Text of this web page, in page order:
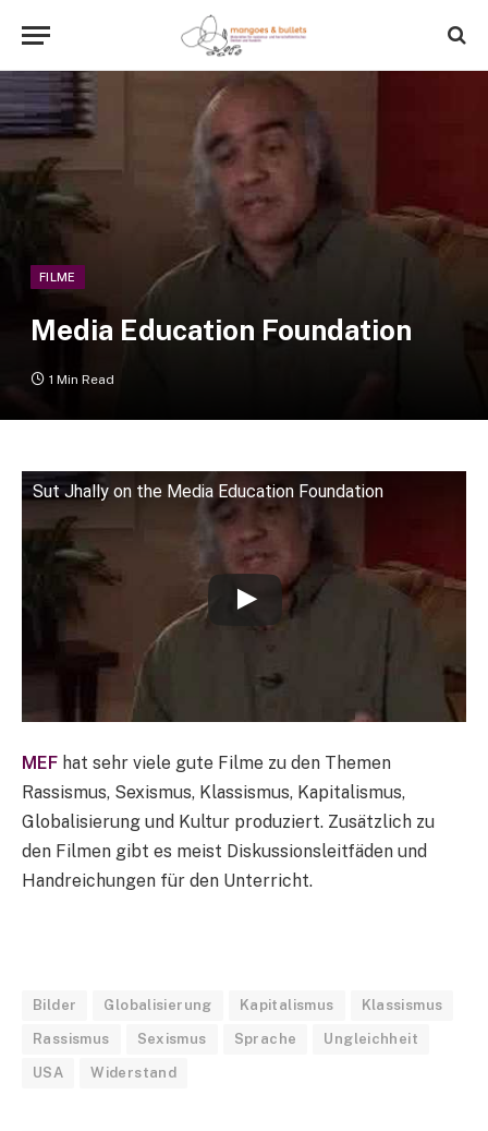
FILME
Media Education Foundation
1 Min Read
Sut Jhally on the Media Education Foundation
MEF hat sehr viele gute Filme zu den Themen
Rassismus, Sexismus, Klassismus, Kapitalismus,
Globalisierung und Kultur produziert. Zusätzlich zu
den Filmen gibt es meist Diskussionsleitfäden und
Handreichungen für den Unterricht.
Bilder Globalisierung Kapitalismus Klassismus
Rassismus Sexismus Sprache Ungleichheit
USA Widerstand